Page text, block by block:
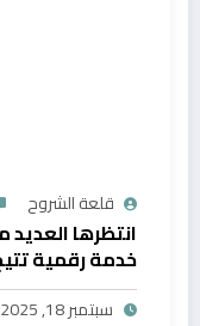
قلعة الشروح
انتظرها العديد
خدمة رقمية
المغرب
سبتمبر 18, 2025